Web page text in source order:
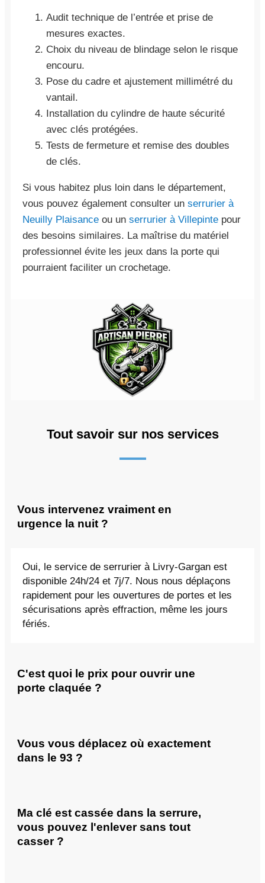
Audit technique de l’entrée et prise de
mesures exactes.
Choix du niveau de blindage selon le risque
encouru.
Pose du cadre et ajustement millimétré du
vantail.
Installation du cylindre de haute sécurité
avec clés protégées.
Tests de fermeture et remise des doubles
de clés.
Si vous habitez plus loin dans le département,
vous pouvez également consulter un serrurier à
Neuilly Plaisance ou un serrurier à Villepinte pour
des besoins similaires. La maîtrise du matériel
professionnel évite les jeux dans la porte qui
pourraient faciliter un crochetage.
Tout savoir sur nos services
Vous intervenez vraiment en
urgence la nuit ?
Oui, le service de serrurier à Livry-Gargan est
disponible 24h/24 et 7j/7. Nous nous déplaçons
rapidement pour les ouvertures de portes et les
sécurisations après effraction, même les jours
fériés.
C'est quoi le prix pour ouvrir une
porte claquée ?
Vous vous déplacez où exactement
dans le 93 ?
Ma clé est cassée dans la serrure,
vous pouvez l'enlever sans tout
casser ?